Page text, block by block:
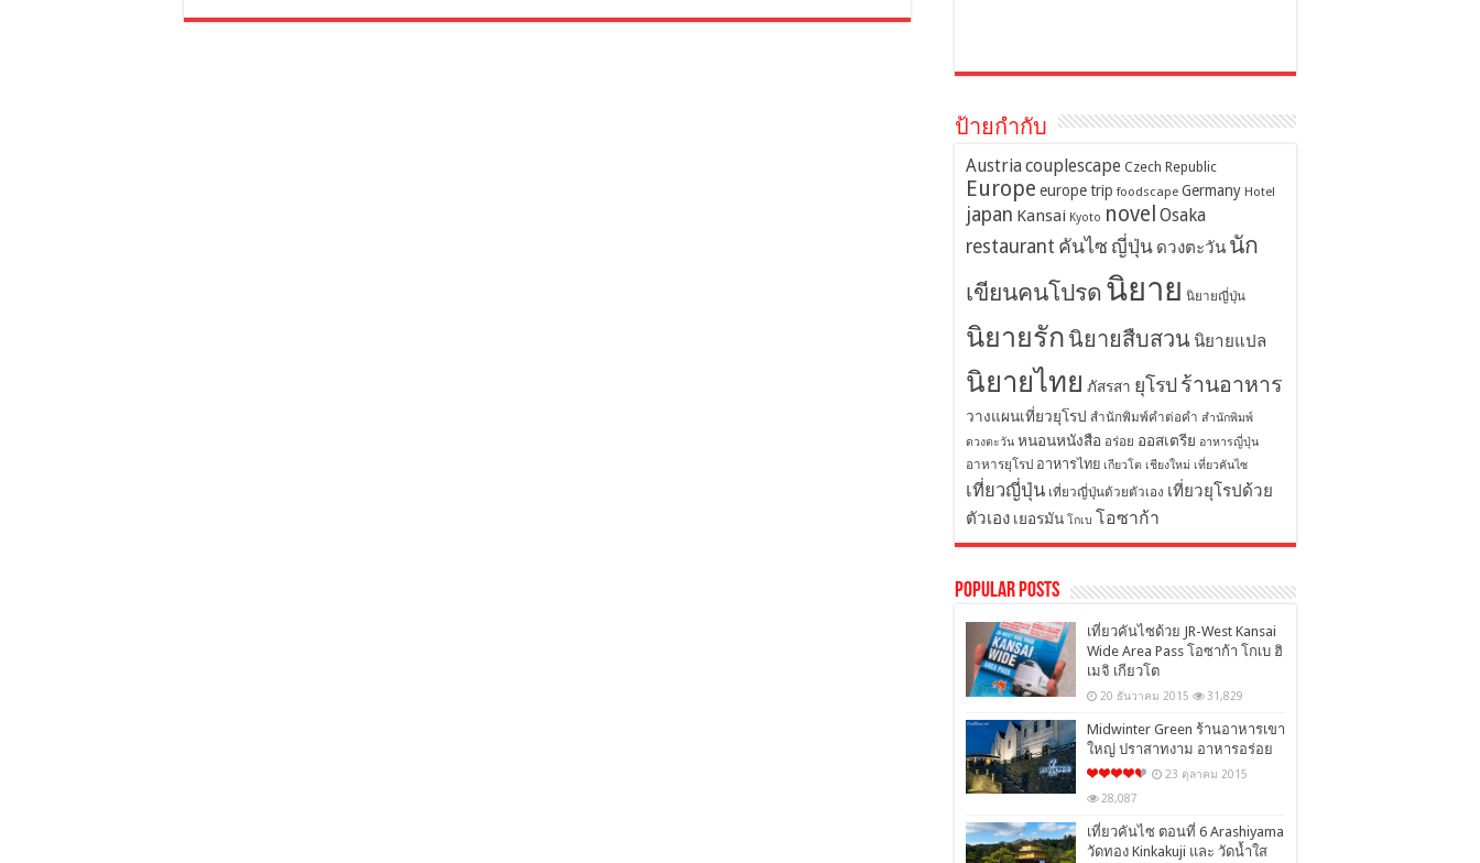
ป้ายกำกับ
Austriacouplescape Czech Republic
Europe europe trip foodscape Germany Hotel
japan Kansai Kyoto novel Osaka
restaurant คันไซ ญี่ปุ่น ดวงตะวัน นัก
เขียนคนโปรด นิยาย นิยายญี่ปุ่น
นิยายรัก นิยายสืบสวน นิยายแปล
นิยายไทย ภัสรสา ยุโรป ร้านอาหาร
วางแผนเที่ยวยุโรป สำนักพิมพ์คำต่อคำ สำนักพิมพ์
ดวงตะวัน หนอนหนังสือ อร่อย ออสเตรีย อาหารญี่ปุ่น
อาหารยุโรป อาหารไทย เกียวโต เชียงใหม่ เที่ยวคันไซ
เที่ยวญี่ปุ่น เที่ยวญี่ปุ่นด้วยตัวเอง เที่ยวยุโรปด้วย
ตัวเอง เยอรมัน โกเบ โอซาก้า
Popular Posts
เที่ยวคันไซด้วย JR-West Kansai
Wide Area Pass โอซาก้า โกเบ ฮิ
เมจิ เกียวโต
20 ธันวาคม 2015 31,829
Midwinter Green ร้านอาหารเขา
ใหญ่ ปราสาทงาม อาหารอร่อย
23 ตุลาคม 2015
28,087
เที่ยวคันไซ ตอนที่ 6 Arashiyama
วัดทอง Kinkakuji และ วัดน้ำใส